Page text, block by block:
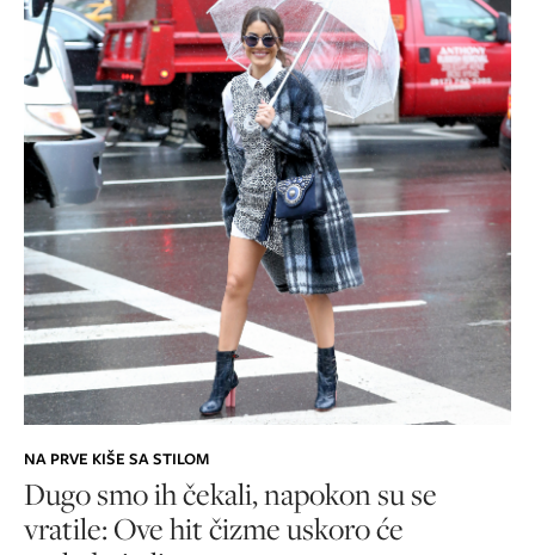
NA PRVE KIŠE SA STILOM
Dugo smo ih čekali, napokon su se
vratile: Ove hit čizme uskoro će